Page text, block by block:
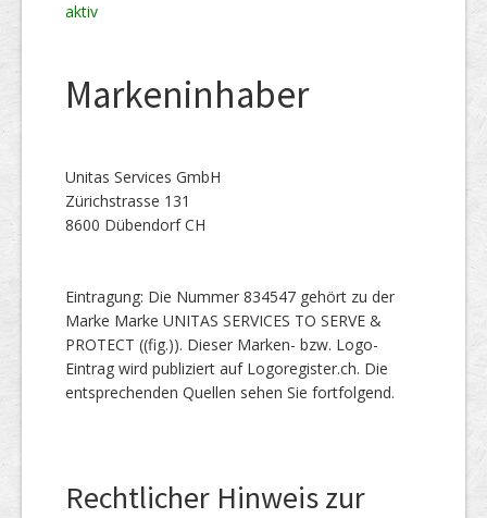
aktiv
Markeninhaber
Unitas Services GmbH
Zürichstrasse 131
8600 Dübendorf CH
Eintragung: Die Nummer 834547 gehört zu der
Marke Marke UNITAS SERVICES TO SERVE &
PROTECT ((fig.)). Dieser Marken- bzw. Logo-
Eintrag wird publiziert auf Logoregister.ch. Die
entsprechenden Quellen sehen Sie fortfolgend.
Rechtlicher Hinweis zur